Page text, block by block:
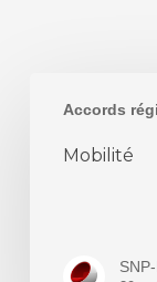
Accords
Mobilité